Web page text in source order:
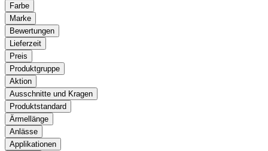
Farbe
Marke
Bewertungen
Lieferzeit
Preis
Produktgruppe
Aktion
Ausschnitte und Kragen
Produktstandard
Ärmellänge
Anlässe
Applikationen